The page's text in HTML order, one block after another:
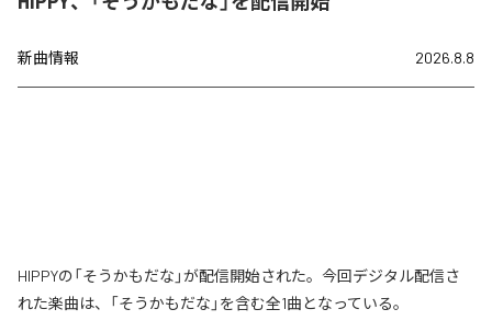
新曲情報 2026.8.8
HIPPYの「そうかもだな」が配信開始された。今回デジタル配信さ
れた楽曲は、「そうかもだな」を含む全1曲となっている。